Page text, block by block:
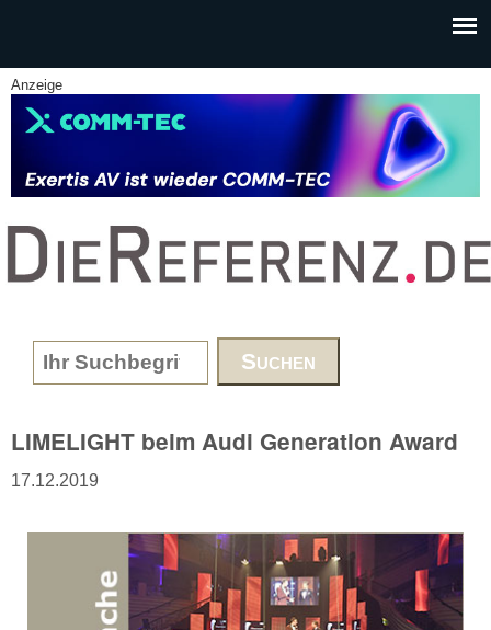
Anzeige
www.DieReferenz.de
Search form
LIMELIGHT beim Audi Generation Award
17.12.2019